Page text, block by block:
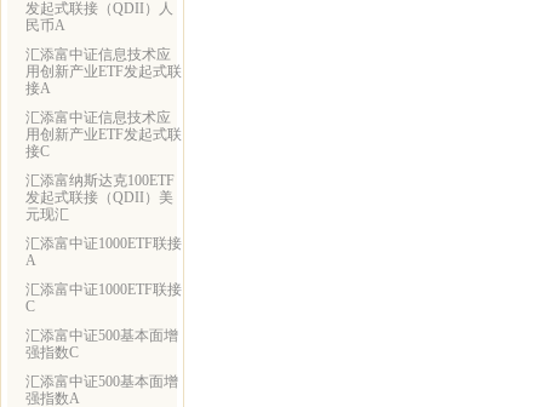
发起式联接（QDII）人
民币A
汇添富中证信息技术应
用创新产业ETF发起式联
接A
汇添富中证信息技术应
用创新产业ETF发起式联
接C
汇添富纳斯达克100ETF
发起式联接（QDII）美
元现汇
汇添富中证1000ETF联接
A
汇添富中证1000ETF联接
C
汇添富中证500基本面增
强指数C
汇添富中证500基本面增
强指数A